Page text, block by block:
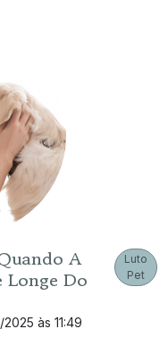
A
Do
às 11:49
Luto
Pet